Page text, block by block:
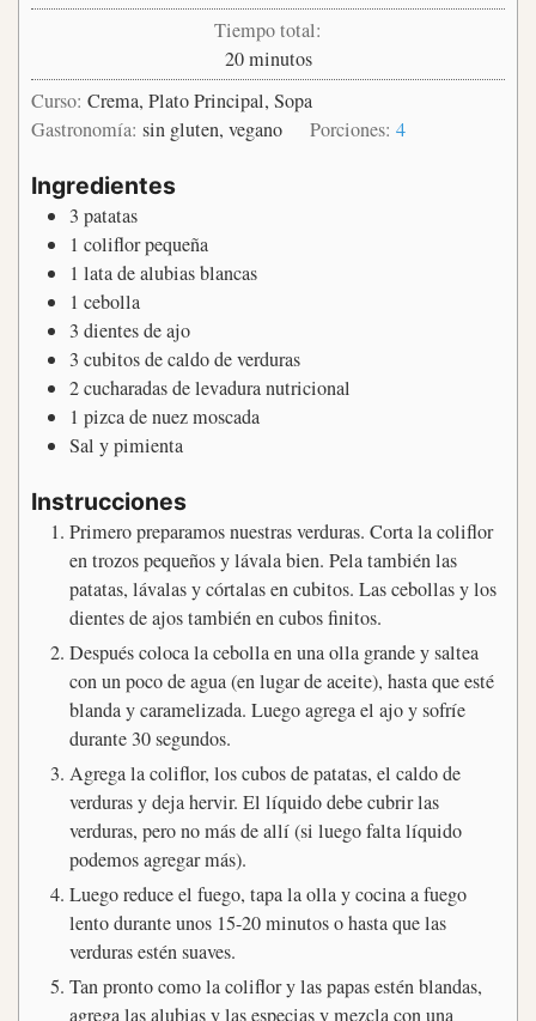
Tiempo total:
20minutos
minutos
Curso: Crema, Plato Principal, Sopa
Gastronomía: sin gluten, vegano Porciones:4
Ingredientes
3 patatas
1 coliflor pequeña
1 latade alubias blancas
1 cebolla
3 dientesde ajo
3 cubitosde caldo de verduras
2cucharadasde levadura nutricional
1 pizcade nuez moscada
Sal y pimienta
Instrucciones
Primero preparamos nuestras verduras. Corta la coliflor
en trozos pequeños y lávala bien. Pela también las
patatas, lávalas y córtalas en cubitos. Las cebollas y los
dientes de ajos también en cubos finitos.
Después coloca la cebolla en una olla grande y saltea
con un poco de agua (en lugar de aceite), hasta que esté
blanda y caramelizada. Luego agrega el ajo y sofríe
durante 30 segundos.
Agrega la coliflor, los cubos de patatas, el caldo de
verduras y deja hervir. El líquido debe cubrir las
verduras, pero no más de allí (si luego falta líquido
podemos agregar más).
Luego reduce el fuego, tapa la olla y cocina a fuego
lento durante unos 15-20 minutos o hasta que las
verduras estén suaves.
Tan pronto como la coliflor y las papas estén blandas,
agrega las alubias y las especias y mezcla con una